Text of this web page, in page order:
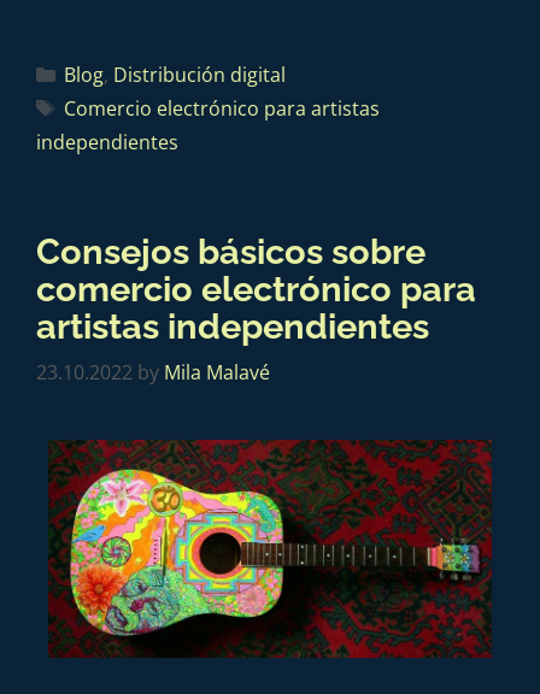
Blog, Distribución digital
Comercio electrónico para artistas
independientes
Consejos básicos sobre
comercio electrónico para
artistas independientes
23.10.2022 by Mila Malavé